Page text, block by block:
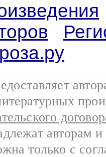
авторам
только с